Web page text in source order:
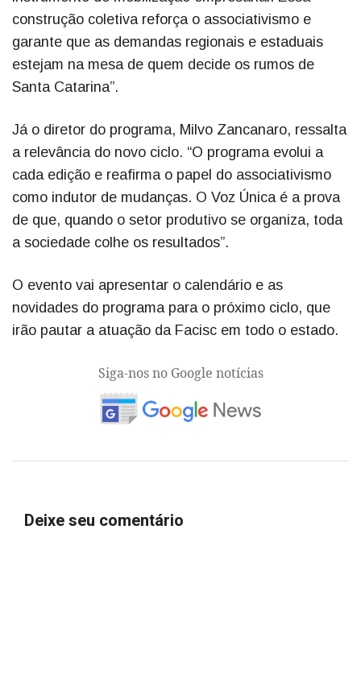
construção coletiva reforça o associativismo e
garante que as demandas regionais e estaduais
estejam na mesa de quem decide os rumos de
Santa Catarina”.
Já o diretor do programa, Milvo Zancanaro, ressalta
a relevância do novo ciclo. “O programa evolui a
cada edição e reafirma o papel do associativismo
como indutor de mudanças. O Voz Única é a prova
de que, quando o setor produtivo se organiza, toda
a sociedade colhe os resultados”.
O evento vai apresentar o calendário e as
novidades do programa para o próximo ciclo, que
irão pautar a atuação da Facisc em todo o estado.
Siga-nos no Google notícias
Deixe seu comentário